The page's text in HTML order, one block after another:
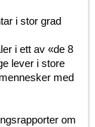
i stor grad
i ett av «de 8
lever i store
med
om